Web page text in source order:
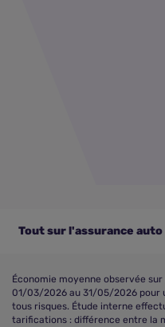
Tout sur l'assurance auto
Économie moyenne observée
01/03/2026 au 31/05/2026 pour
tous risques. Étude interne
tarifications : différence entre la